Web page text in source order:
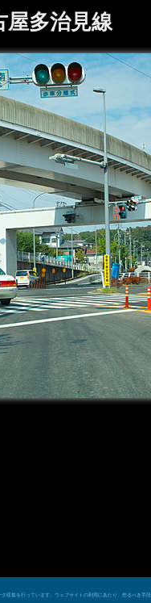
屋多治見線
収集を行っています。ウェブサイトの利用にあたり、然るべき